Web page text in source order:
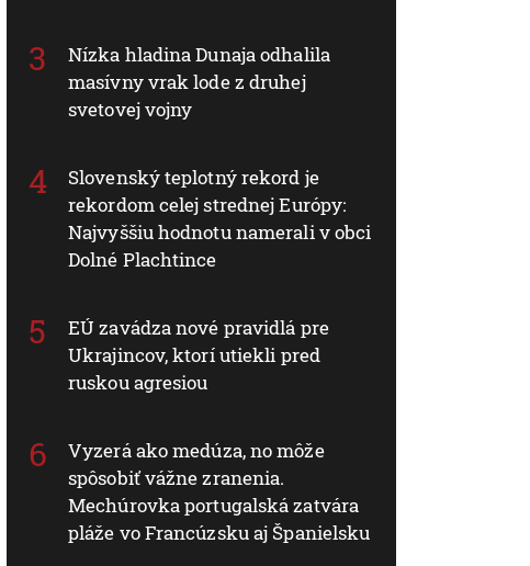
Nízka hladina Dunaja odhalila
masívny vrak lode z druhej
svetovej vojny
Slovenský teplotný rekord je
rekordom celej strednej Európy:
Najvyššiu hodnotu namerali v obci
Dolné Plachtince
EÚ zavádza nové pravidlá pre
Ukrajincov, ktorí utiekli pred
ruskou agresiou
Vyzerá ako medúza, no môže
spôsobiť vážne zranenia.
Mechúrovka portugalská zatvára
pláže vo Francúzsku aj Španielsku